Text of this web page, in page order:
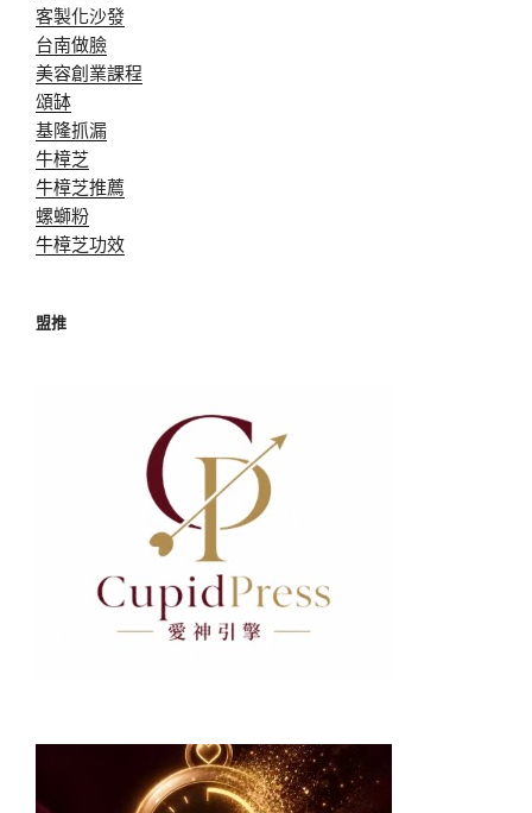
客製化沙發
台南做臉
美容創業課程
頌缽
基隆抓漏
牛樟芝
牛樟芝推薦
螺螄粉
牛樟芝功效
盟推